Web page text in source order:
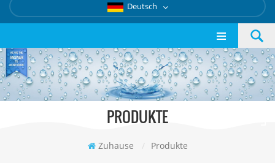
Deutsch
PRODUKTE
Zuhause / Produkte